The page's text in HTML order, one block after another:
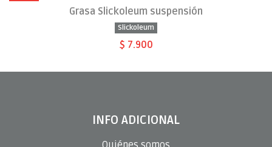
Grasa Slickoleum suspensión
Slickoleum
$ 7.900
INFO ADICIONAL